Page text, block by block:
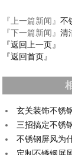
『上一篇新闻』不
『下一篇新闻』清
『返回上一页』
『返回首页』
玄关装饰不锈
三招搞定不锈
不锈钢屏风为